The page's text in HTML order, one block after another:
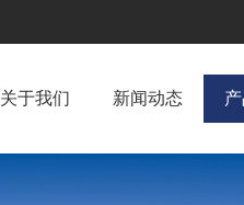
关于我们 新闻动态